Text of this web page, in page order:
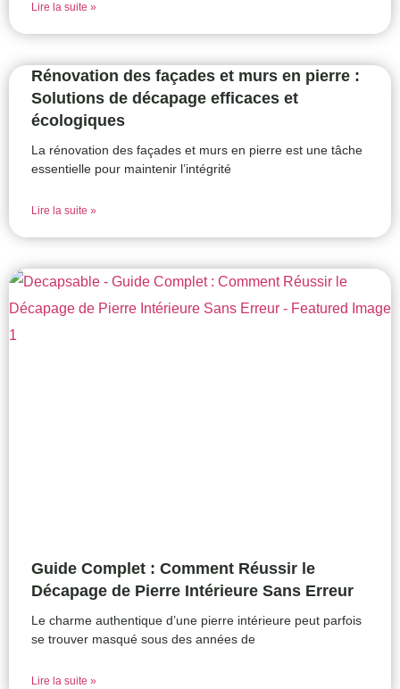
Lire la suite »
Rénovation des façades et murs en pierre :
Solutions de décapage efficaces et
écologiques
La rénovation des façades et murs en pierre est une tâche
essentielle pour maintenir l’intégrité
Lire la suite »
Guide Complet : Comment Réussir le
Décapage de Pierre Intérieure Sans Erreur
Le charme authentique d’une pierre intérieure peut parfois
se trouver masqué sous des années de
Lire la suite »